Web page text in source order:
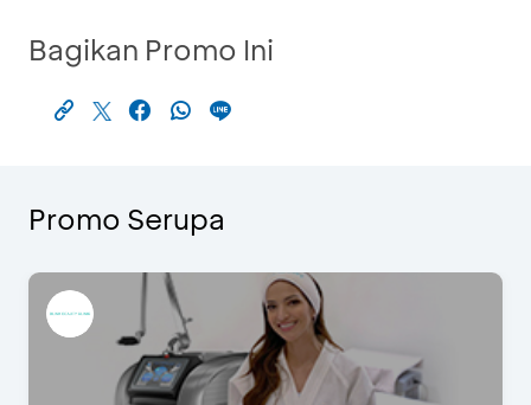
Bagikan Promo Ini
Promo Serupa